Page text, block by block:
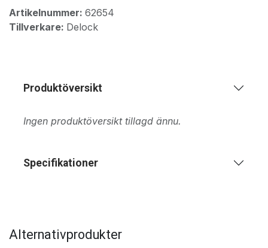
Artikelnummer: 62654
Tillverkare: Delock
Produktöversikt
Ingen produktöversikt tillagd ännu.
Specifikationer
Alternativprodukter